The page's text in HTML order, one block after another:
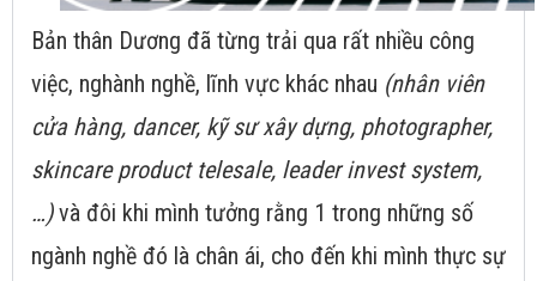
Bản thân Dương đã từng trải qua rất nhiều công
việc, nghành nghề, lĩnh vực khác nhau (nhân viên
cửa hàng, dancer, kỹ sư xây dựng, photographer,
skincare product telesale, leader invest system,
…)và đôi khi mình tưởng rằng 1 trong những số
ngành nghề đó là chân ái, cho đến khi mình thực sự